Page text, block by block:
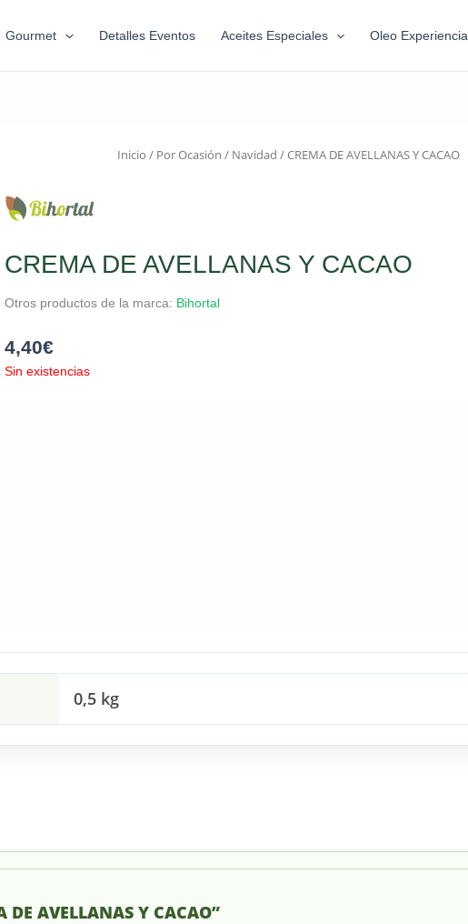
Gourmet Detalles Eventos Aceites Especiales Oleo Experiencia
Inicio / Por Ocasión / Navidad / CREMA DE AVELLANAS Y CACAO
CREMA DE AVELLANAS Y CACAO
Otros productos de la marca: Bihortal
4,40€
Sin existencias
0,5 kg
AVELLANAS Y CACAO”